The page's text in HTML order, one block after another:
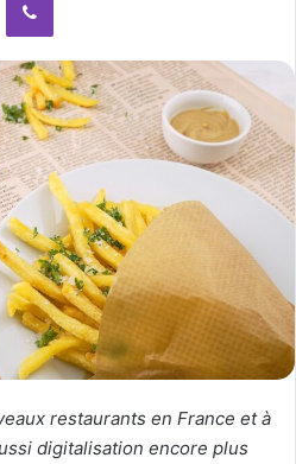
restaurants en France et à
digitalisation encore plus